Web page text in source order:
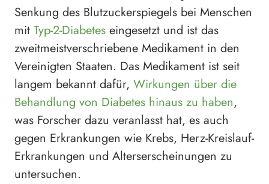
Senkung des Blutzuckerspiegels bei Menschen
mit Typ-2-Diabetes eingesetzt und ist das
zweitmeistverschriebene Medikament in den
Vereinigten Staaten. Das Medikament ist seit
langem bekannt dafür, Wirkungen über die
Behandlung von Diabetes hinaus zu haben,
was Forscher dazu veranlasst hat, es auch
gegen Erkrankungen wie Krebs, Herz-Kreislauf-
Erkrankungen und Alterserscheinungen zu
untersuchen.